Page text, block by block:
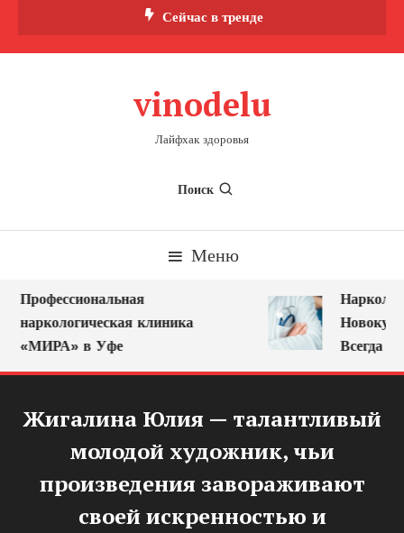
Сейчас в тренде
vinodelu
Лайфхак здоровья
Поиск
Меню
Профессиональная
наркологическая клиника
«МИРА» в Уфе
Нарколог
Всегда
Жигалина Юлия — талантливый
молодой художник, чьи
произведения завораживают
своей искренностью и